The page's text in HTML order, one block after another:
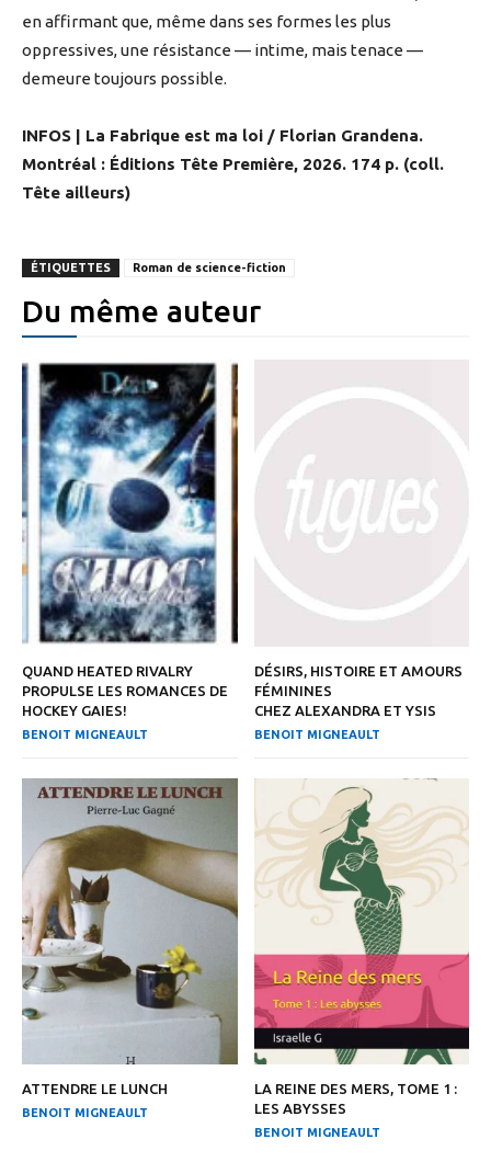
en affirmant que, même dans ses formes les plus
oppressives, une résistance — intime, mais tenace —
demeure toujours possible.
INFOS | La Fabrique est ma loi / Florian Grandena.
Montréal : Éditions Tête Première, 2026. 174 p. (coll.
Tête ailleurs)
ÉTIQUETTES Roman de science-fiction
Du même auteur
QUAND HEATED RIVALRY
PROPULSE LES ROMANCES DE
HOCKEY GAIES!
BENOIT MIGNEAULT
DÉSIRS, HISTOIRE ET AMOURS
FÉMININES
CHEZ ALEXANDRA ET YSIS
BENOIT MIGNEAULT
ATTENDRE LE LUNCH
BENOIT MIGNEAULT
LA REINE DES MERS, TOME 1 :
LES ABYSSES
BENOIT MIGNEAULT